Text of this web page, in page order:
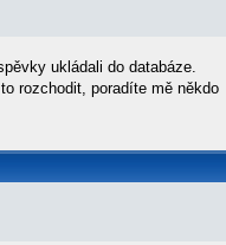
ukládali do databáze.
rozchodit, poradíte mě někdo